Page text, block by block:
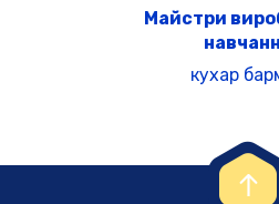
Майстри
кухар